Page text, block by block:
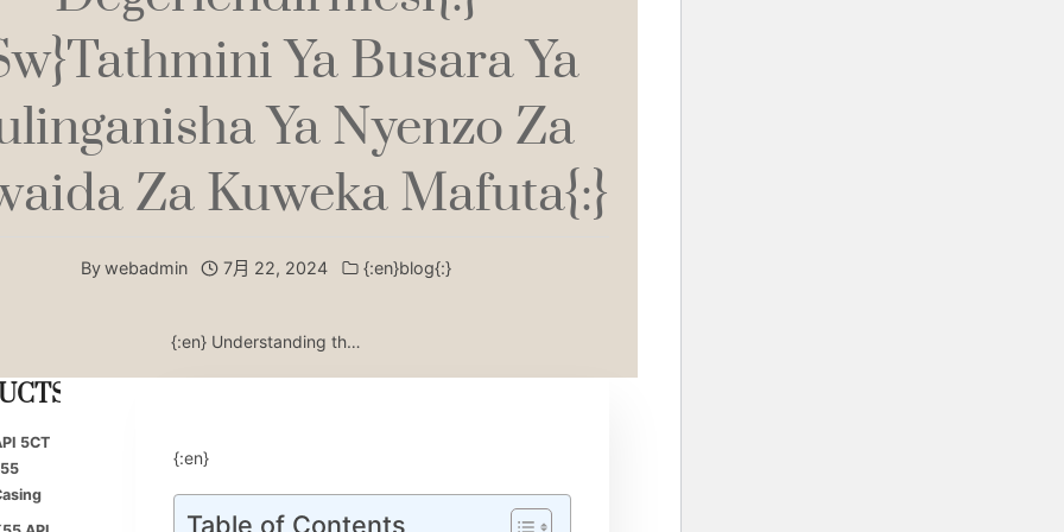
Ya Busara Ya
Ya Nyenzo Za
Za Kuweka Mafuta{:}
Bywebadmin 7月 22, 2024 {:en}blog{:}
{:en} Understanding th…
{:en}
Table of Contents
5CT